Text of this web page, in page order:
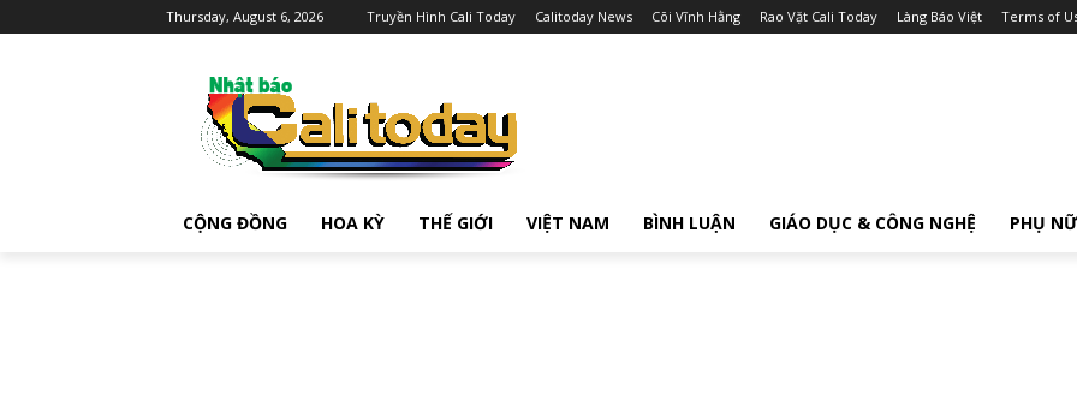
Thursday, August 6, 2026 Truyền Hình Cali Today Calitoday News Cõi Vĩnh Hằng Rao Vặt Cali Today Làng Báo Việt Terms of
CỘNG ĐỒNG HOA KỲ THẾ GIỚI VIỆT NAM BÌNH LUẬN GIÁO DỤC & CÔNG NGHỆ PHỤ NỮ